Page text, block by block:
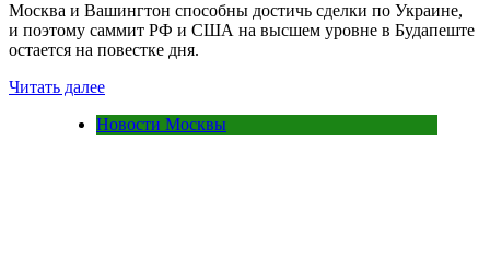
Москва и Вашингтон способны достичь сделки по Украине,
и поэтому саммит РФ и США на высшем уровне в Будапеште
остается на повестке дня.
Читать далее
Новости Москвы